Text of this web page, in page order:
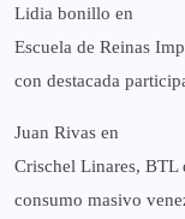
Lidia bonillo en
Escuela de Reinas
con destacada
Juan Rivas en
Crischel Linares, BTL
consumo masivo